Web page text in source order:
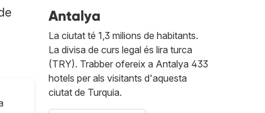
Antalya
La ciutat té 1,3 milions de habitants.
La divisa de curs legal és lira turca
(TRY). Trabber ofereix a Antalya 433
hotels per als visitants d'aquesta
ciutat de Turquia.